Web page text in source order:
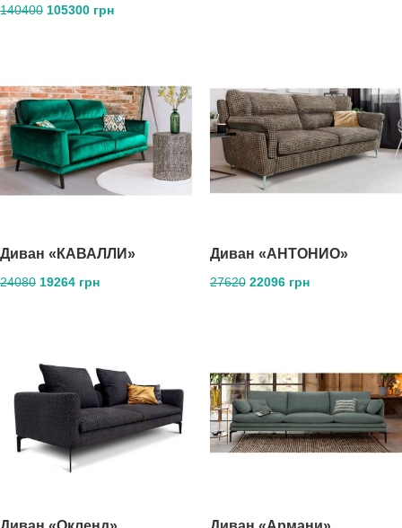
140400 105300 грн
Диван «КАВАЛЛИ»
24080 19264 грн
Диван «АНТОНИО»
27620 22096 грн